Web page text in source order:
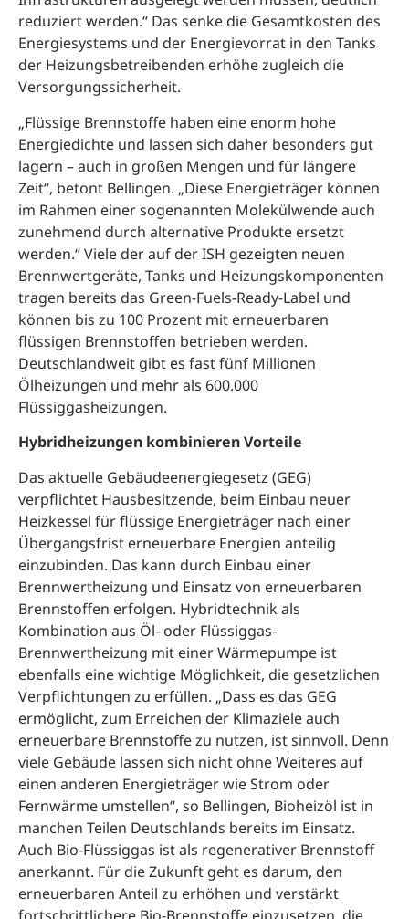
reduziert werden.“ Das senke die Gesamtkosten des
Energiesystems und der Energievorrat in den Tanks
der Heizungsbetreibenden erhöhe zugleich die
Versorgungssicherheit.
„Flüssige Brennstoffe haben eine enorm hohe
Energiedichte und lassen sich daher besonders gut
lagern – auch in großen Mengen und für längere
Zeit“, betont Bellingen. „Diese Energieträger können
im Rahmen einer sogenannten Molekülwende auch
zunehmend durch alternative Produkte ersetzt
werden.“ Viele der auf der ISH gezeigten neuen
Brennwertgeräte, Tanks und Heizungskomponenten
tragen bereits das Green-Fuels-Ready-Label und
können bis zu 100 Prozent mit erneuerbaren
flüssigen Brennstoffen betrieben werden.
Deutschlandweit gibt es fast fünf Millionen
Ölheizungen und mehr als 600.000
Flüssiggasheizungen.
Hybridheizungen kombinieren Vorteile
Das aktuelle Gebäudeenergiegesetz (GEG)
verpflichtet Hausbesitzende, beim Einbau neuer
Heizkessel für flüssige Energieträger nach einer
Übergangsfrist erneuerbare Energien anteilig
einzubinden. Das kann durch Einbau einer
Brennwertheizung und Einsatz von erneuerbaren
Brennstoffen erfolgen. Hybridtechnik als
Kombination aus Öl- oder Flüssiggas-
Brennwertheizung mit einer Wärmepumpe ist
ebenfalls eine wichtige Möglichkeit, die gesetzlichen
Verpflichtungen zu erfüllen. „Dass es das GEG
ermöglicht, zum Erreichen der Klimaziele auch
erneuerbare Brennstoffe zu nutzen, ist sinnvoll. Denn
viele Gebäude lassen sich nicht ohne Weiteres auf
einen anderen Energieträger wie Strom oder
Fernwärme umstellen“, so Bellingen, Bioheizöl ist in
manchen Teilen Deutschlands bereits im Einsatz.
Auch Bio-Flüssiggas ist als regenerativer Brennstoff
anerkannt. Für die Zukunft geht es darum, den
erneuerbaren Anteil zu erhöhen und verstärkt
fortschrittlichere Bio-Brennstoffe einzusetzen, die